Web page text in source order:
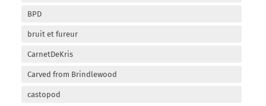
BPD
bruit et fureur
CarnetDeKris
Carved from Brindlewood
castopod